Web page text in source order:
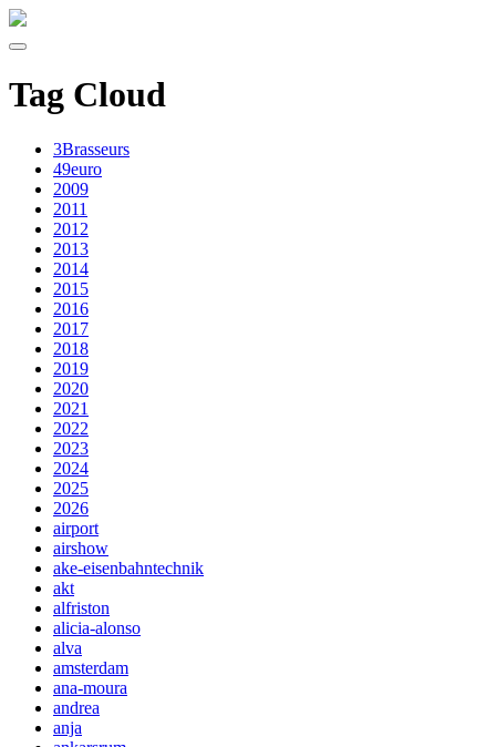
Tag Cloud
3Brasseurs
49euro
2009
2011
2012
2013
2014
2015
2016
2017
2018
2019
2020
2021
2022
2023
2024
2025
2026
airport
airshow
ake-eisenbahntechnik
akt
alfriston
alicia-alonso
alva
amsterdam
ana-moura
andrea
anja